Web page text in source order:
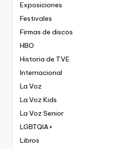
Exposiciones
Festivales
Firmas de discos
HBO
Historia de TVE
Internacional
La Voz
La Voz Kids
La Voz Senior
LGBTQIA+
Libros